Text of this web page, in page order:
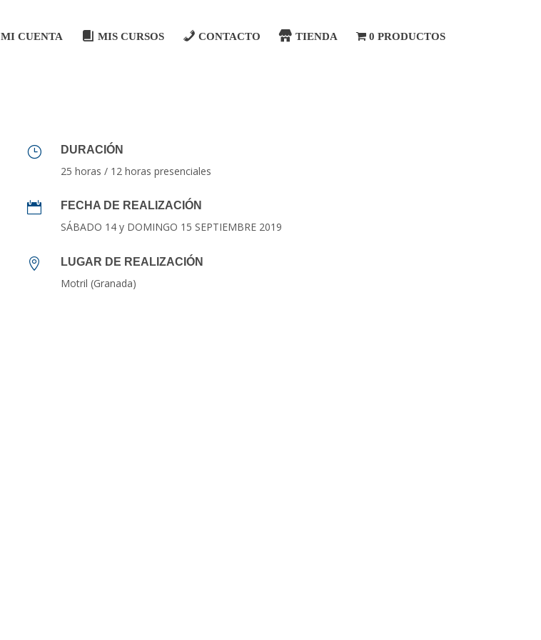
MI CUENTA MIS CURSOS CONTACTO TIENDA 0 PRODUCTOS
} DURACIÓN
25 horas / 12 horas presenciales
 FECHA DE REALIZACIÓN
SÁBADO 14 y DOMINGO 15 SEPTIEMBRE 2019
 LUGAR DE REALIZACIÓN
Motril (Granada)